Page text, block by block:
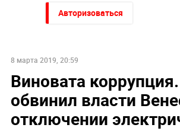
Авторизоваться
8 марта 2019, 20:59
Виновата
обвинил власти
отключении